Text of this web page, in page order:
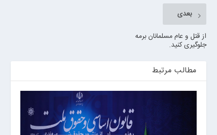
بعدی
از قتل و عام مسلمانان برمه
جلوگیری کنید.
مطالب مرتبط